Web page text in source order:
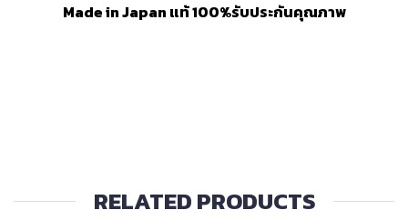
Made in Japan แท้ 100%รับประกันคุณภาพ
RELATED PRODUCTS